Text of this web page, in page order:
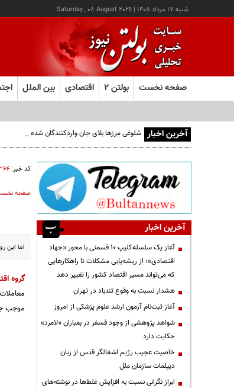
شنبه ۱۷ مرداد ۱۴۰۵ |
Saturday , 08 August 2026
صفحه نخست بولتن ۲ اقتصادی بین الملل
آخرین اخبار شلوغی مرزها بلای جان واردکنندگان شده است
کد خبر:
صفحه
اما این
گروه
موجب
آخرین اخبار
آغاز یک سلسله‌کلیپ ۱۰ قسمتی با محور «جهاد
اقتصادی»؛ از ریشه‌یابی مشکلات تا راهکارهایی
که می‌تواند مسیر اقتصاد کشور را تغییر دهد
هشدار نسبت به وقوع تندباد در تهران
آغاز ثبت‌نام آزمون ارشد علوم پزشکی از امروز
شواهد پژوهشی از وجود فسفر در بمباران «لامرد»
حکایت دارد
خاصیت عجیب رژیم اشغالگر قدس از زبان
دیپلمات سازمان ملل
ابراز نگرانی نسبت به افزایش غلط‌ها در نوشته‌های